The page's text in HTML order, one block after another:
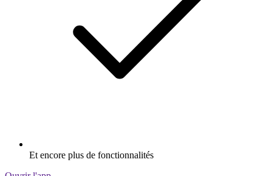
Et encore plus de fonctionnalités